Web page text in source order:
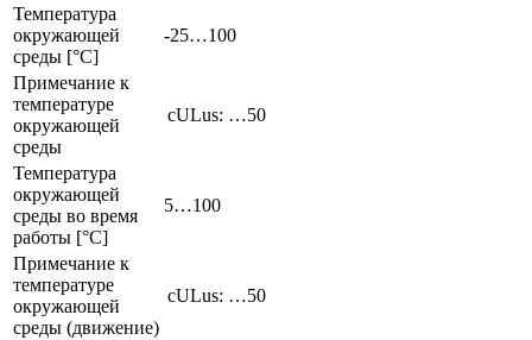
Температура
окружающей
среды [°C]
-25…100
Примечание к
температуре
окружающей
среды
cULus: …50
Температура
окружающей
среды во время
работы [°C]
5…100
Примечание к
температуре
окружающей
среды (движение)
cULus: …50